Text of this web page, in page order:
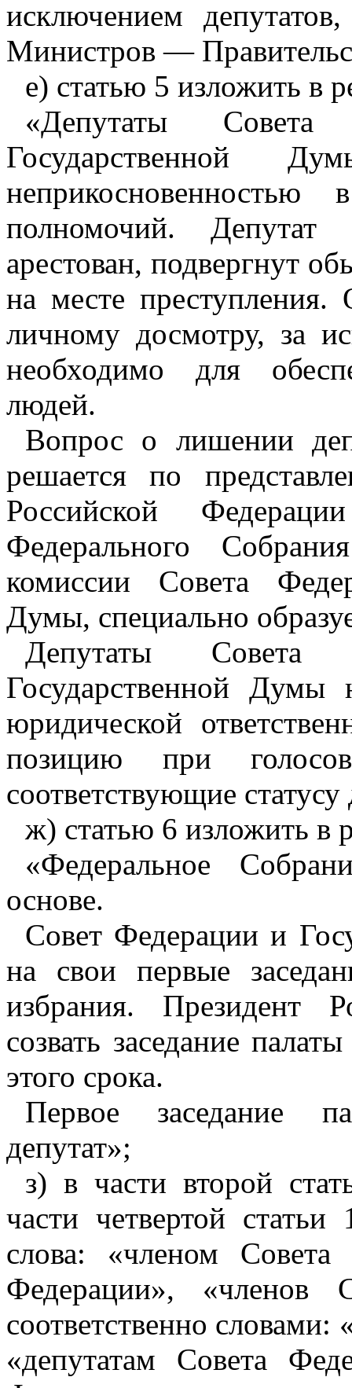
исключением
Министров —
е) статью 5 изложить в
«Депутаты
Государственной
полномочий.
арестован, подвергнут
на месте
личному досмотру, за
необходимо для
людей.
Вопрос о лишении
решается по
Российской
Федерального
комиссии Совета
Думы, специально
Депутаты
Государственной
юридической
позицию при
соответствующие статусу
ж) статью 6 изложить в
«Федеральное
основе.
Совет Федерации и
на свои первые
избрания. Президент
созвать заседание
этого срока.
Первое заседание
депутат»;
з) в части второй
части четвертой
слова: «членом
Федерации», «членов
соответственно
«депутатам Совета